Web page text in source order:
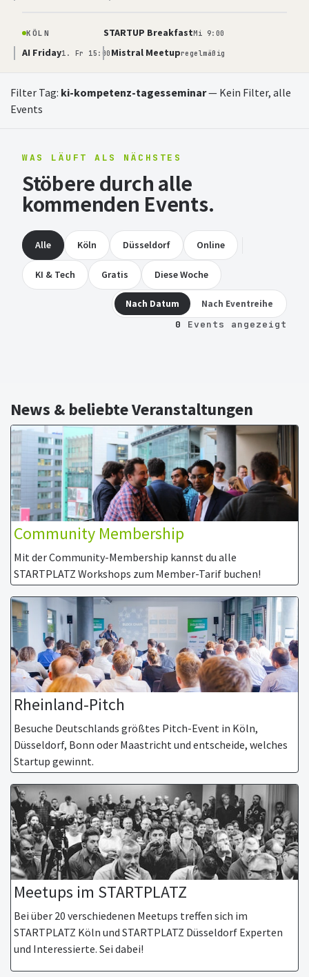
KÖLN STARTUP BreakfastMi 9:00
AI Friday1. Fr 15:00 Mistral Meetupregelmäßig
Filter Tag: ki-kompetenz-tagesseminar— Kein Filter, alle
Events
WAS LÄUFT ALS NÄCHSTES
Stöbere durch alle
kommenden Events.
Alle Köln Düsseldorf Online
KI & Tech Gratis Diese Woche
Nach Datum
Nach Eventreihe
0
Events angezeigt
News & beliebte Veranstaltungen
Community Membership
Mit der Community-Membership kannst du alle
STARTPLATZ Workshops zum Member-Tarif buchen!
Rheinland-Pitch
Besuche Deutschlands größtes Pitch-Event in Köln,
Düsseldorf, Bonn oder Maastricht und entscheide, welches
Startup gewinnt.
Meetups im STARTPLATZ
Bei über 20 verschiedenen Meetups treffen sich im
STARTPLATZ Köln und STARTPLATZ Düsseldorf Experten
und Interessierte. Sei dabei!